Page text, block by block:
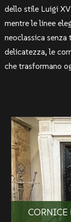
dello stile Luigi
mentre le linee
neoclassica
delicatezza, le
che trasformano